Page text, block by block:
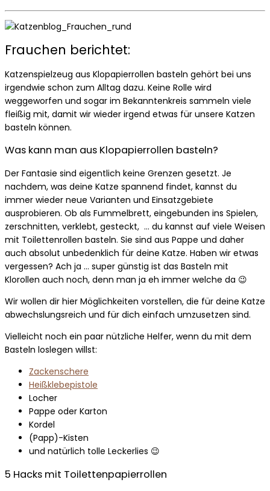
Frauchen berichtet:
Katzenspielzeug aus Klopapierrollen basteln gehört bei uns
irgendwie schon zum Alltag dazu. Keine Rolle wird
weggeworfen und sogar im Bekanntenkreis sammeln viele
fleißig mit, damit wir wieder irgend etwas für unsere Katzen
basteln können.
Was kann man aus Klopapierrollen basteln?
Der Fantasie sind eigentlich keine Grenzen gesetzt. Je
nachdem, was deine Katze spannend findet, kannst du
immer wieder neue Varianten und Einsatzgebiete
ausprobieren. Ob als Fummelbrett, eingebunden ins Spielen,
zerschnitten, verklebt, gesteckt, … du kannst auf viele Weisen
mit Toilettenrollen basteln. Sie sind aus Pappe und daher
auch absolut unbedenklich für deine Katze. Haben wir etwas
vergessen? Ach ja … super günstig ist das Basteln mit
Klorollen auch noch, denn man ja eh immer welche da 😉
Wir wollen dir hier Möglichkeiten vorstellen, die für deine Katze
abwechslungsreich und für dich einfach umzusetzen sind.
Vielleicht noch ein paar nützliche Helfer, wenn du mit dem
Basteln loslegen willst:
Zackenschere
Heißklebepistole
Locher
Pappe oder Karton
Kordel
(Papp)-Kisten
und natürlich tolle Leckerlies 😉
5 Hacks mit Toilettenpapierrollen